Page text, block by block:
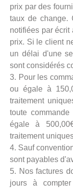
prix par des
taux de change.
notifiées par écrit
prix. Si le client
un délai d'une
sont considérés
3. Pour les
ou égale à
traitement
toute
égale à
traitement
4. Sauf
sont payables
5. Nos factures
jours à